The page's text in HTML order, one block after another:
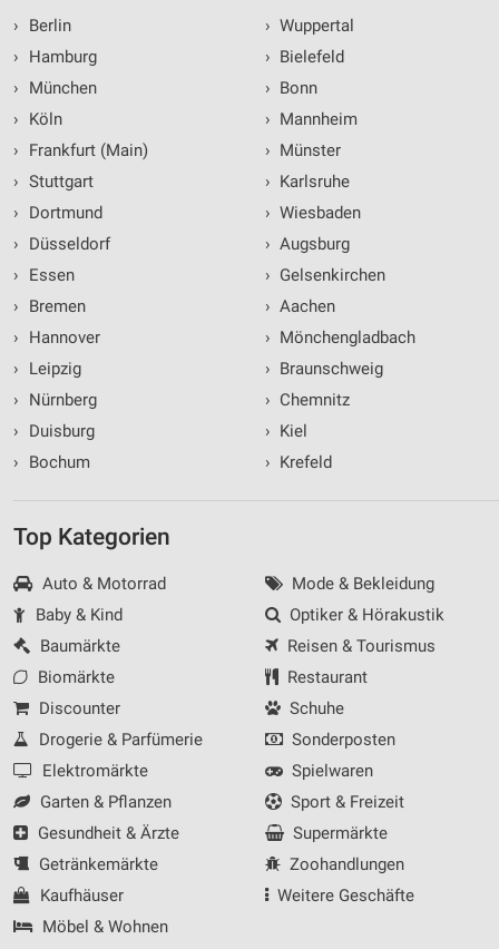
›
Berlin
›
Hamburg
›
München
›
Köln
›
Frankfurt (Main)
› Stuttgart
›
Dortmund
›
Düsseldorf
›
Essen
›
Bremen
›
Hannover
›
Leipzig
›
Nürnberg
›
Duisburg
›
Bochum
› Wuppertal
› Bielefeld
› Bonn
› Mannheim
› Münster
› Karlsruhe
› Wiesbaden
› Augsburg
› Gelsenkirchen
› Aachen
› Mönchengladbach
› Braunschweig
› Chemnitz
› Kiel
› Krefeld
Top Kategorien
Auto & Motorrad
Baby & Kind
Baumärkte
Biomärkte
Discounter
Drogerie & Parfümerie
Elektromärkte
Garten & Pflanzen
Gesundheit & Ärzte
Getränkemärkte
Kaufhäuser
Möbel & Wohnen
Mode & Bekleidung
Optiker & Hörakustik
Reisen & Tourismus
Restaurant
Schuhe
Sonderposten
Spielwaren
Sport & Freizeit
Supermärkte
Zoohandlungen
Weitere Geschäfte